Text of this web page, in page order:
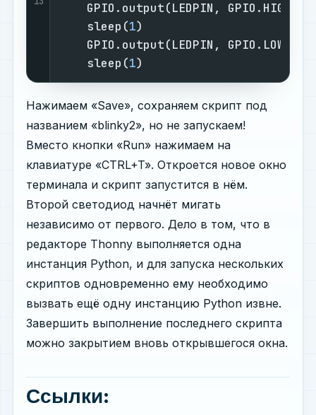
    GPIO.output(LEDPIN, GPIO.HIGH)
    sleep(
1)
    GPIO.output(LEDPIN, GPIO.LOW)
    sleep(
1)
Нажимаем «Save», сохраняем скрипт под
названием «blinky2», но не запускаем!
Вместо кнопки «Run» нажимаем на
клавиатуре «CTRL+T». Откроется новое окно
терминала и скрипт запустится в нём.
Второй светодиод начнёт мигать
независимо от первого. Дело в том, что в
редакторе Thonny выполняется одна
инстанция Python, и для запуска нескольких
скриптов одновременно ему необходимо
вызвать ещё одну инстанцию Python извне.
Завершить выполнение последнего скрипта
можно закрытием вновь открывшегося окна.
Ссылки: